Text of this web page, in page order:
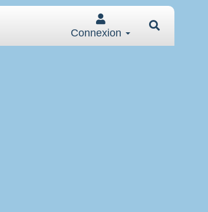
Connexion